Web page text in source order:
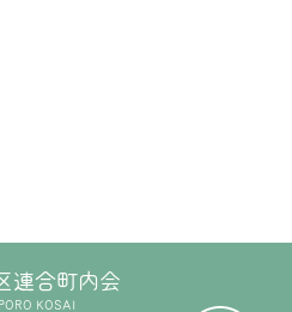
連合町内会
KOSAI